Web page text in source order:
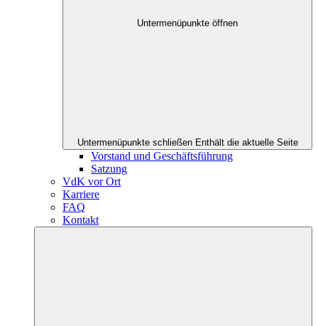
Untermenüpunkte öffnen
Untermenüpunkte schließen Enthält die aktuelle Seite
Vorstand und Geschäftsführung
Satzung
VdK vor Ort
Karriere
FAQ
Kontakt